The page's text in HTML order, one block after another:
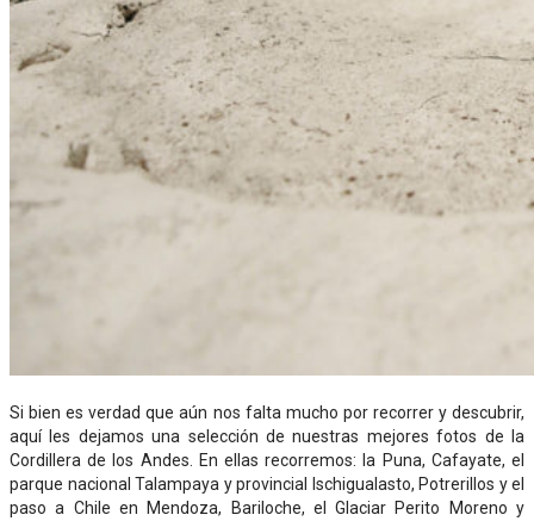
Si bien es verdad que aún nos falta mucho por recorrer y descubrir,
aquí les dejamos una selección de nuestras mejores fotos de la
Cordillera de los Andes. En ellas recorremos: la Puna, Cafayate, el
parque nacional Talampaya y provincial Ischigualasto, Potrerillos y el
paso a Chile en Mendoza, Bariloche, el Glaciar Perito Moreno y